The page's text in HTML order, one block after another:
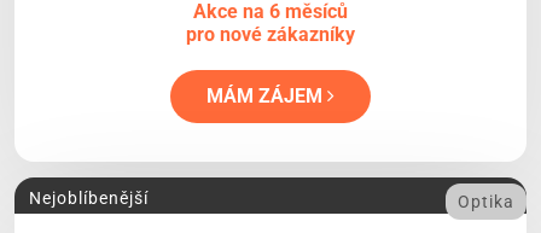
Akce na 6 měsíců
pro nové zákazníky
MÁM ZÁJEM
Nejoblíbenější Optika